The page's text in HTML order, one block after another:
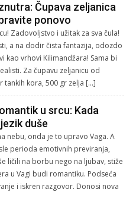
Čupava zeljanica
ponovo
Zadovoljstvo i užitak za sva čula!
a na dodir čista fantazija, odozdo
kao vrhovi Kilimandžara! Sama bi
Za čupavu zeljanicu od
tankih kora, 500 gr zelja […]
u srcu: Kada
duše
nebu, onda je to upravo Vaga. A
perioda emotivnih previranja,
ličili na borbu nego na ljubav, stiže
u Vagi budi romantiku. Podseća
i iskren razgovor. Donosi nova